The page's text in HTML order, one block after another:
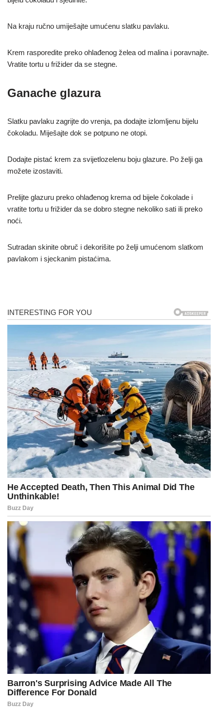
Na kraju ručno umiješajte umućenu slatku pavlaku.
Krem rasporedite preko ohlađenog želea od malina i poravnajte.
Vratite tortu u frižider da se stegne.
Ganache glazura
Slatku pavlaku zagrijte do vrenja, pa dodajte izlomljenu bijelu
čokoladu. Miješajte dok se potpuno ne otopi.
Dodajte pistać krem za svijetlozelenu boju glazure. Po želji ga
možete izostaviti.
Prelijte glazuru preko ohlađenog krema od bijele čokolade i
vratite tortu u frižider da se dobro stegne nekoliko sati ili preko
noći.
Sutradan skinite obruč i dekorišite po želji umućenom slatkom
pavlakom i sjeckanim pistaćima.